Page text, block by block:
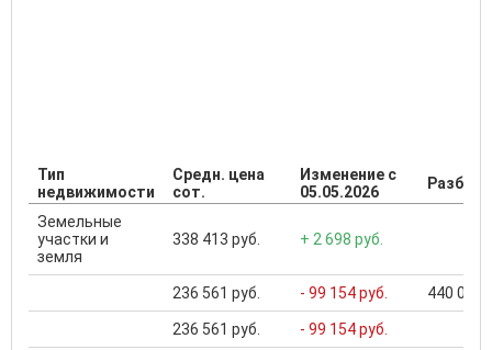
Тип
недвижимости
Средн. цена
сот.
Изменение с
05.05.2026
Земельные
участки и
земля
338 413 руб. + 2 698 руб.
236 561 руб. - 99 154 руб. 440 000
236 561 руб. - 99 154 руб.